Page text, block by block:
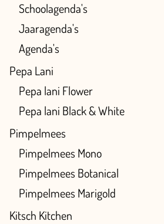
Schoolagenda's
Jaaragenda's
Agenda's
Pepa Lani
Pepa lani Flower
Pepa lani Black & White
Pimpelmees
Pimpelmees Mono
Pimpelmees Botanical
Pimpelmees Marigold
Kitsch Kitchen